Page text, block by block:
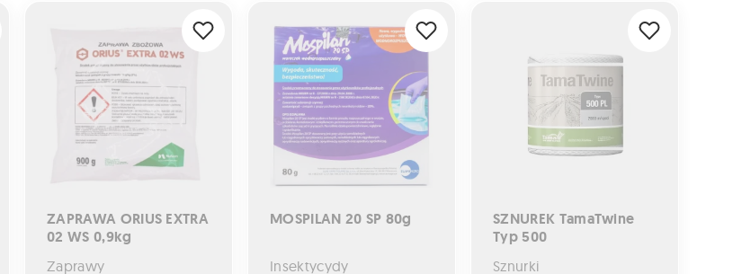
ZAPRAWA ORIUS EXTRA
02 WS 0,9kg
Zaprawy
MOSPILAN 20 SP 80g
Insektycydy
SZNUREK TamaTwine
Typ 500
Sznurki